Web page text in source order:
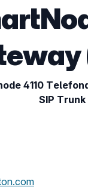
4110
SIP Trunk